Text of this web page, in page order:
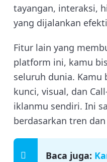
tayangan, interaksi,
yang dijalankan
Fitur lain yang
platform ini, kamu
seluruh dunia.
kunci, visual, dan
iklanmu sendiri. Ini
berdasarkan tren
Baca juga: